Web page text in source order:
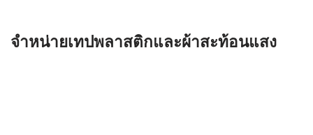
จำหน่ายเทปพลาสติกและผ้าสะท้อนแสง